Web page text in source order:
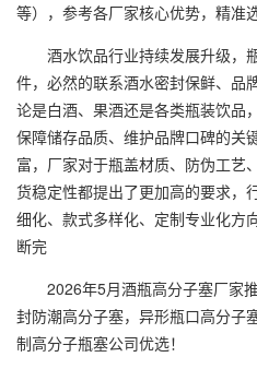
等），参考各厂家核心优势，精准
酒水饮品行业持续发展升级，
件，必然的联系酒水密封保鲜、品
论是白酒、果酒还是各类瓶装饮品
保障储存品质、维护品牌口碑的关
富，厂家对于瓶盖材质、防伪工艺
货稳定性都提出了更加高的要求，
细化、款式多样化、定制专业化方
断完
2026年5月酒瓶高分子塞厂家
封防潮高分子塞，异形瓶口高分子
制高分子瓶塞公司优选！